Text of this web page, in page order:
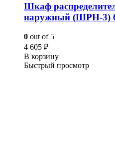
Шкаф
наружный (ШРН-3)
0 out of 5
4 605 ₽
В корзину
Быстрый просмотр